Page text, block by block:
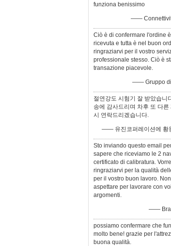
funziona benissimo
——
Ciò è di confermare l'ordine
ricevuta e tutta è nel buon
ringraziarvi per il vostro
professionale stesso. Ciò è
transazione piacevole.
—— Gruppo
절연강도 시험기 잘 받았습니
송에 감사드리며 차후 또 다른
시 연락드리겠습니다.
—— 유진코퍼레이션에 황
Sto inviando questo email
sapere che riceviamo le 2
certificato di calibratura.
ringraziarvi per la qualità
per il vostro buon lavoro.
aspettare per lavorare con
argomenti.
——
possiamo confermare che
molto bene! grazie per
buona qualità.